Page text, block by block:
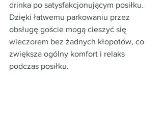
drinka po satysfakcjonującym posiłku.
Dzięki łatwemu parkowaniu przez
obsługę goście mogą cieszyć się
wieczorem bez żadnych kłopotów, co
zwiększa ogólny komfort i relaks
podczas posiłku.